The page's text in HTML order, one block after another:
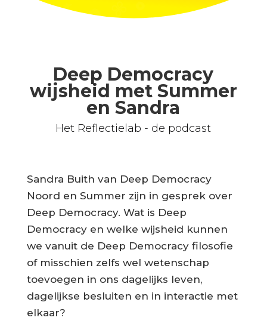
Deep Democracy
wijsheid met Summer
en Sandra
Het Reflectielab - de podcast
Sandra Buith van Deep Democracy
Noord en Summer zijn in gesprek over
Deep Democracy. Wat is Deep
Democracy en welke wijsheid kunnen
we vanuit de Deep Democracy filosofie
of misschien zelfs wel wetenschap
toevoegen in ons dagelijks leven,
dagelijkse besluiten en in interactie met
elkaar?